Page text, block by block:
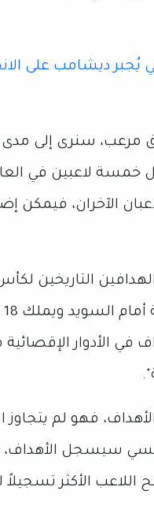
يُجبر ديشامب على
مرعب، سنرى إلى
خمسة لاعبين في
الآخران،
في الأدوار
فهو لم يتجاوز
سيسجل الأهداف،
الأكثر تسجيلاً